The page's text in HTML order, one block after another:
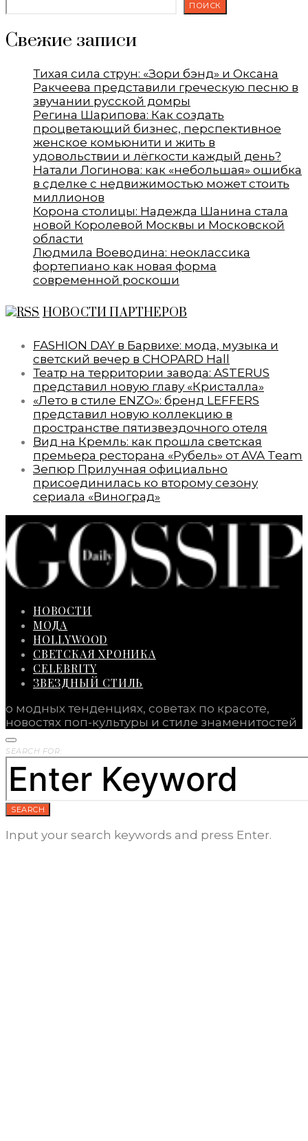
ПОИСК
Свежие записи
Тихая сила струн: «Зори бэнд» и Оксана
Ракчеева представили греческую песню в
звучании русской домры
Регина Шарипова: Как создать
процветающий бизнес, перспективное
женское комьюнити и жить в
удовольствии и лёгкости каждый день?
Натали Логинова: как «небольшая» ошибка
в сделке с недвижимостью может стоить
миллионов
Корона столицы: Надежда Шанина стала
новой Королевой Москвы и Московской
области
Людмила Воеводина: неоклассика
фортепиано как новая форма
современной роскоши
НОВОСТИ ПАРТНЕРОВ
FASHION DAY в Барвихе: мода, музыка и
светский вечер в CHOPARD Hall
Театр на территории завода: ASTERUS
представил новую главу «Кристалла»
«Лето в стиле ENZO»: бренд LEFFERS
представил новую коллекцию в
пространстве пятизвездочного отеля
Вид на Кремль: как прошла светская
премьера ресторана «Рубель» от AVA Team
Зепюр Прилучная официально
присоединилась ко второму сезону
сериала «Виноград»
НОВОСТИ
МОДА
HOLLYWOOD
СВЕТСКАЯ ХРОНИКА
CELEBRITY
ЗВЕЗДНЫЙ СТИЛЬ
о модных тенденциях, советах по красоте,
новостях поп-культуры и стиле знаменитостей
SEARCH FOR:
SEARCH
Input your search keywords and press Enter.